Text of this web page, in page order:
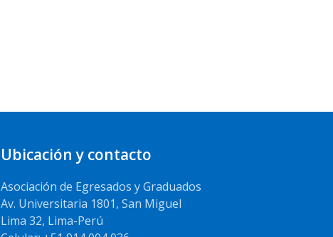
Ubicación y contacto
Asociación de Egresados y Graduados
Av. Universitaria 1801, San Miguel
Lima 32, Lima-Perú